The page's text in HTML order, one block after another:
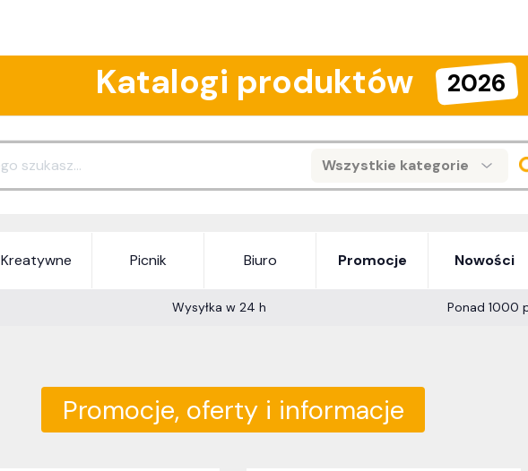
Katalogi produktów 2026
Wszystkie kategorie
Search
Kreatywne Picnik Biuro Promocje Nowości
Wysyłka w 24 h Ponad 1000